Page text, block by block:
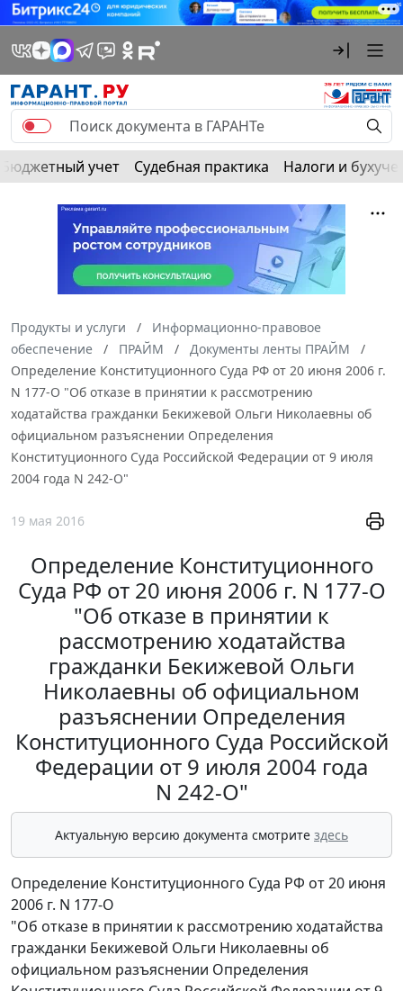
Бюджетный учет Судебная практика Налоги и
Продукты и услуги
Информационно-правовое
обеспечение
ПРАЙМ
Документы ленты ПРАЙМ
Определение Конституционного Суда РФ от 20 июня 2006 г.
N 177-О "Об отказе в принятии к рассмотрению
ходатайства гражданки Бекижевой Ольги Николаевны об
официальном разъяснении Определения
Конституционного Суда Российской Федерации от 9 июля
2004 года N 242-О"
19 мая 2016
Определение Конституционного
Суда РФ от 20 июня 2006 г. N 177-О
"Об отказе в принятии к
рассмотрению ходатайства
гражданки Бекижевой Ольги
Николаевны об официальном
разъяснении Определения
Конституционного Суда Российской
Федерации от 9 июля 2004 года
N 242-О"
Актуальную версию документа смотрите здесь
Определение Конституционного Суда РФ от 20 июня
2006 г. N 177-О
"Об отказе в принятии к рассмотрению ходатайства
гражданки Бекижевой Ольги Николаевны об
официальном разъяснении Определения